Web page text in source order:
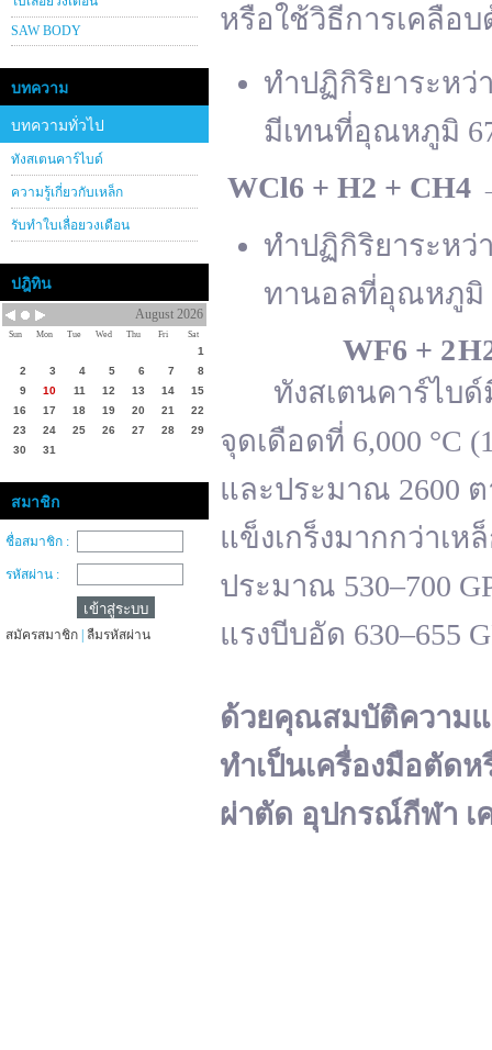
SAW BODY
บทความ
บทความทั่วไป
ทังสเตนคาร์ไบด์
ความรู้เกี่ยวกับเหล็ก
รับทำใบเลื่อยวงเดือน
ปฎิทิน
August 2026
Sun Mon Tue Wed Thu Fri Sat
1
2
3 4 5 6 7
8
9
10 11 12 13 14
15
16
17 18 19 20 21
22
23
24 25 26 27 28
29
30
31
สมาชิก
ชื่อสมาชิก :
รหัสผ่าน :
สมัครสมาชิก ลืมรหัสผ่าน
หรือใช้วิธีการเคลือบ
ทำปฏิกิริยาระหว่
มีเทนที่อุณหภูมิ
WCl6 + H2 + CH4
ทำปฏิกิริยาระหว่
ทานอลที่อุณหภูมิ
WF6 + 2 H
ทังสเตนคาร์ไบด์มี
จุดเดือดที่ 6,000 °C
และประมาณ 2600
แข็งเกร็งมากกว่าเ
ประมาณ 530–700
แรงบีบอัด 630–655
ด้วยคุณสมบัติความแ
ทำเป็นเครื่องมือตัดห
ผ่าตัด อุปกรณ์กีฬา เ